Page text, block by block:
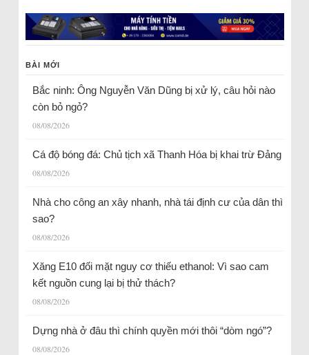
BÀI MỚI
Bắc ninh: Ông Nguyễn Văn Dũng bị xử lý, câu hỏi nào
còn bỏ ngỏ?
08/08/2026
Cá độ bóng đá: Chủ tịch xã Thanh Hóa bị khai trừ Đảng
08/08/2026
Nhà cho công an xây nhanh, nhà tái định cư của dân thì
sao?
08/08/2026
Xăng E10 đối mặt nguy cơ thiếu ethanol: Vì sao cam
kết nguồn cung lại bị thử thách?
08/08/2026
Dựng nhà ở đâu thì chính quyền mới thôi “dòm ngó”?
08/08/2026